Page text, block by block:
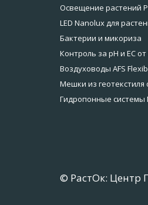
Освещение растений
LED Nanolux для
Бактерии и микориза
Контроль за pH и EC
Воздуховоды AFS
Мешки из геотекстиля
Гидропонные системы
© РастОк: Центр